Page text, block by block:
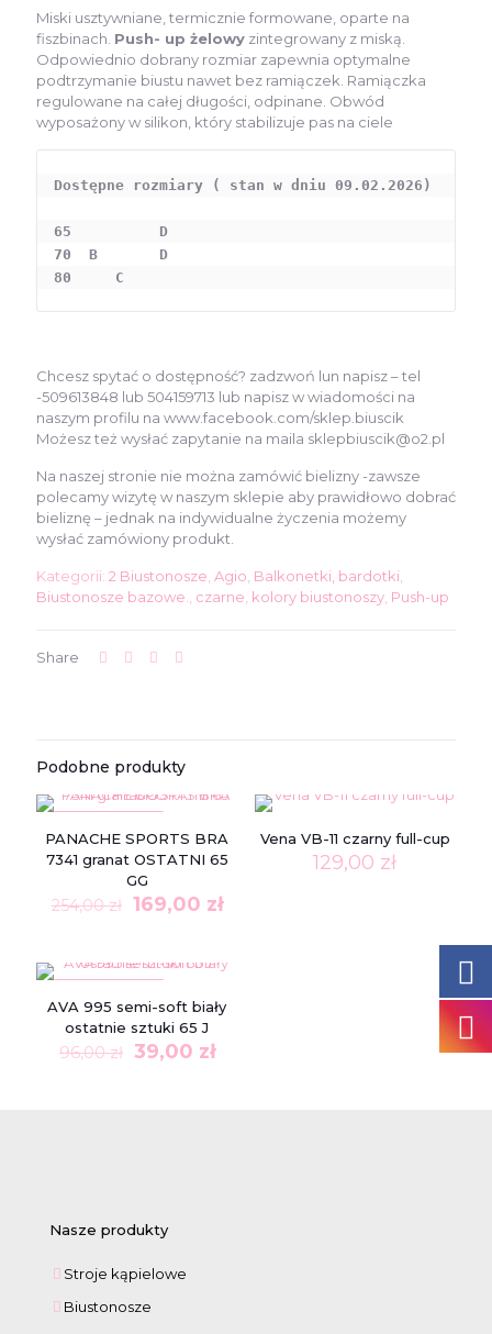
Miski usztywniane, termicznie formowane, oparte na
fiszbinach. Push- up żelowy zintegrowany z miską.
Odpowiednio dobrany rozmiar zapewnia optymalne
podtrzymanie biustu nawet bez ramiączek. Ramiączka
regulowane na całej długości, odpinane. Obwód
wyposażony w silikon, który stabilizuje pas na ciele
Dostępne rozmiary ( stan w dniu 09.02.2026)
65          D
70  B       D
80     C
Chcesz spytać o dostępność? zadzwoń lun napisz – tel
-509613848 lub 504159713 lub napisz w wiadomości na
naszym profilu na www.facebook.com/sklep.biuscik
Możesz też wysłać zapytanie na maila sklepbiuscik@o2.pl
Na naszej stronie nie można zamówić bielizny -zawsze
polecamy wizytę w naszym sklepie aby prawidłowo dobrać
bieliznę – jednak na indywidualne życzenia możemy
wysłać zamówiony produkt.
Kategorii: 2 Biustonosze Agio Balkonetki, bardotki
Biustonosze bazowe.
czarne kolory biustonoszy Push-up
Share
Podobne produkty
PANACHE SPORTS BRA
7341 granat OSTATNI 65
GG
254,00zł Pierwotna
254,00 zł.
169,00 złAktualna
169,00 zł.
Vena VB-11 czarny full-cup
129,00 zł
AVA 995 semi-soft biały
ostatnie sztuki 65 J
96,00zł Pierwotna
39,00 złAktualna
Nasze produkty
Stroje kąpielowe
Biustonosze